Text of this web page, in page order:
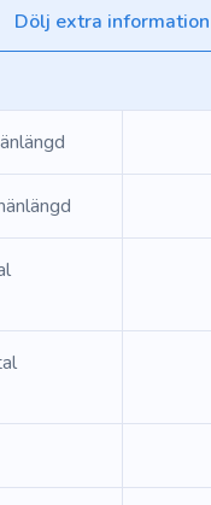
Dölj extra information